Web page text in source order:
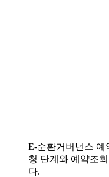
E-순환거버넌스 예
청 단계와 예약조
다.